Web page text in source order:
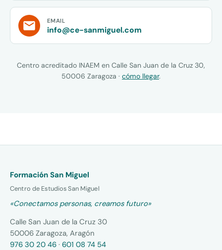
EMAIL
info@ce-sanmiguel.com
Centro acreditado INAEM en Calle San Juan de la Cruz 30,
50006 Zaragoza · cómo llegar.
Formación San Miguel
Centro de Estudios San Miguel
«Conectamos personas, creamos futuro»
Calle San Juan de la Cruz 30
50006 Zaragoza, Aragón
976 30 20 46 · 601 08 74 54